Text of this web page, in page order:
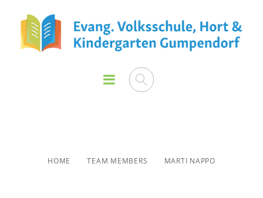
HOME TEAM MEMBERS MARTI NAPPO